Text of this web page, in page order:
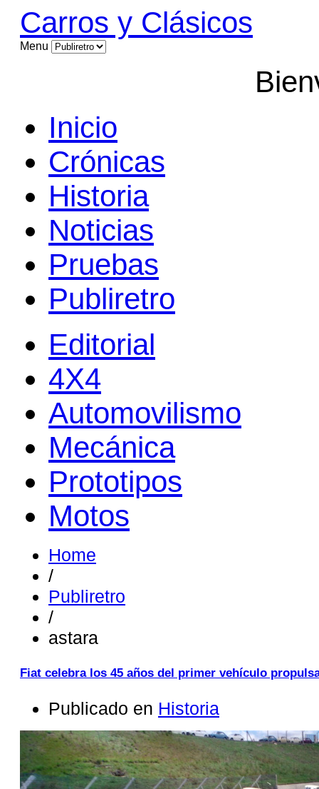
Carros y Clásicos
Menu
Inicio
Crónicas
Historia
Noticias
Pruebas
Publiretro
Editorial
4X4
Automovilismo
Mecánica
Prototipos
Motos
Home
/
Publiretro
/
astara
Fiat celebra los 45 años del primer vehículo
Publicado en Historia